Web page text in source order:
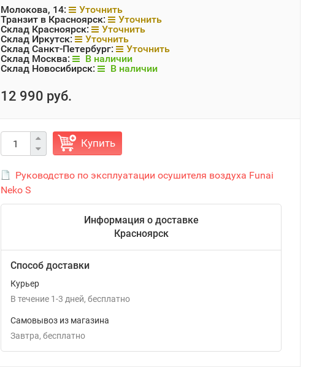
Молокова, 14:
Уточнить
Транзит в Красноярск:
Уточнить
Склад Красноярск:
Уточнить
Склад Иркутск:
Уточнить
Склад Санкт-Петербург:
Уточнить
Склад Москва:
В наличии
Склад Новосибирск:
В наличии
12 990 руб.
Купить
Руководство по эксплуатации осушителя воздуха Funai
Neko S
Информация о доставке
Красноярск
Способ доставки
Курьер
В течение 1-3 дней Бесплатно
Самовывоз из магазина
Завтра
Бесплатно